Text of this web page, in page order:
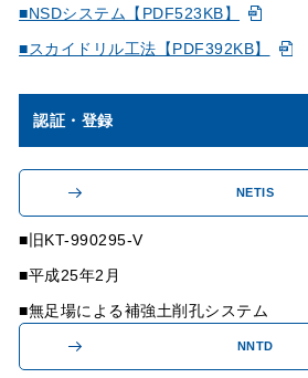
■NSDシステム【PDF523KB】
■スカイドリル工法【PDF392KB】
認証・登録
NETIS
旧KT-990295-V
平成25年2月
無足場による補強土削孔システム
NNTD